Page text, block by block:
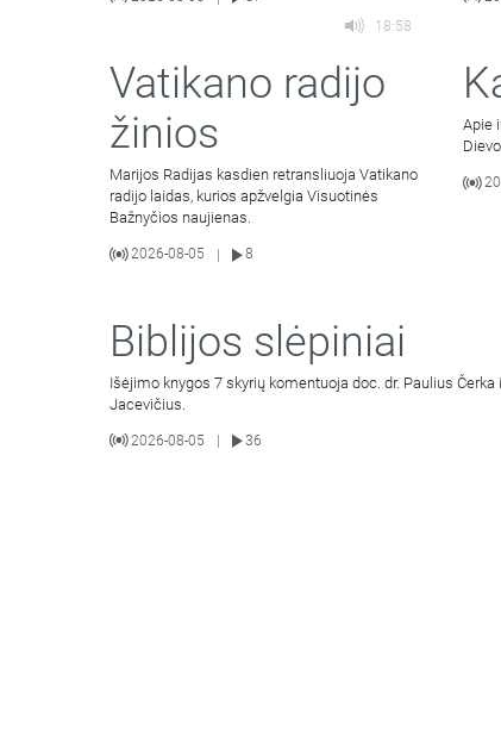
18:58
Vatikano radijo
žinios
Marijos Radijas kasdien retransliuoja Vatikano
radijo laidas, kurios apžvelgia Visuotinės
Bažnyčios naujienas.
2026-08-05 8
Apie
Dievo
Biblijos slėpiniai
Išėjimo knygos 7 skyrių komentuoja doc. dr. Paulius Čerka
Jacevičius.
2026-08-05 36